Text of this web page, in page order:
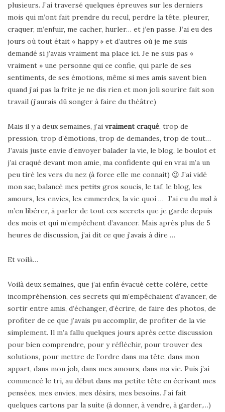
plusieurs. J’ai traversé quelques épreuves sur les derniers
mois qui m’ont fait prendre du recul, perdre la tête, pleurer,
craquer, m’enfuir, me cacher, hurler… et j’en passe. J’ai eu des
jours où tout était « happy » et d’autres où je me suis
demandé si j’avais vraiment ma place ici. Je ne suis pas «
vraiment » une personne qui ce confie, qui parle de ses
sentiments, de ses émotions, même si mes amis savent bien
quand j’ai pas la frite je ne dis rien et mon joli sourire fait son
travail (j’aurais dû songer à faire du théâtre)
Mais il y a deux semaines, j’ai vraiment craqué, trop de
pression, trop d’émotions, trop de demandes, trop de tout…
J’avais juste envie d’envoyer balader la vie, le blog, le boulot et
j’ai craqué devant mon amie, ma confidente qui en vrai m’a un
peu tiré les vers du nez (à force elle me connait) 😉 J’ai vidé
mon sac, balancé mes petits gros soucis, le taf, le blog, les
amours, les envies, les emmerdes, la vie quoi … J’ai eu du mal à
m’en libérer, à parler de tout ces secrets que je garde depuis
des mois et qui m’empêchent d’avancer. Mais après plus de 5
heures de discussion, j’ai dit ce que j’avais à dire …
Et voilà…
Voilà deux semaines, que j’ai enfin évacué cette colère, cette
incompréhension, ces secrets qui m’empêchaient d’avancer, de
sortir entre amis, d’échanger, d’écrire, de faire des photos, de
profiter de ce que j’avais pu accomplir, de profiter de la vie
simplement. Il m’a fallu quelques jours après cette discussion
pour bien comprendre, pour y réfléchir, pour trouver des
solutions, pour mettre de l’ordre dans ma tête, dans mon
appart, dans mon job, dans mes amours, dans ma vie. Puis j’ai
commencé le tri, au début dans ma petite tête en écrivant mes
pensées, mes envies, mes désirs, mes besoins. J’ai fait
quelques cartons par la suite (à donner, à vendre, à garder,…)